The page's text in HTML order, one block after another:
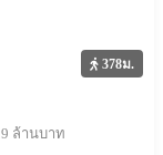
378ม.
ล้านบาท